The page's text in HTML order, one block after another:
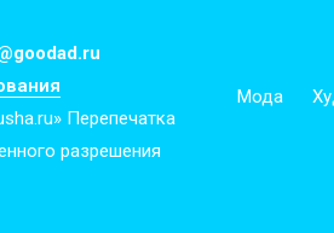
Перепечатка
разрешения
Мода